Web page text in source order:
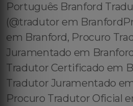
Português Branford
(@tradutor em
em Branford, Procuro
Juramentado em
Tradutor Certificado em
Tradutor Juramentado
Procuro Tradutor Oficial